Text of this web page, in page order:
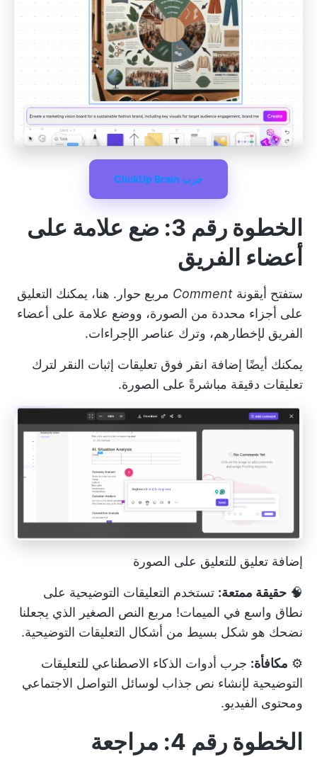
جرب ClickUp Brain
الخطوة رقم 3: ضع علامة على
أعضاء الفريق
ستفتح أيقونة Comment مربع حوار. هنا، يمكنك التعليق
على أجزاء محددة من الصورة، ووضع علامة على أعضاء
الفريق لإخطارهم، وترك عناصر الإجراءات.
يمكنك أيضًا إضافة انقر فوق تعليقات إثبات النقر لترك
تعليقات دقيقة مباشرةً على الصورة.
إضافة تعليق للتعليق على الصورة
🧠 حقيقة ممتعة: تستخدم التعليقات التوضيحية على
نطاق واسع في الميمات! مربع النص الصغير الذي يجعلنا
نضحك هو شكل بسيط من أشكال التعليقات التوضيحية.
⚙️ مكافأة: جرب أدوات الذكاء الاصطناعي للتعليقات
التوضيحية لإنشاء نص جذاب لوسائل التواصل الاجتماعي
ومحتوى الفيديو.
الخطوة رقم 4: مراجعة